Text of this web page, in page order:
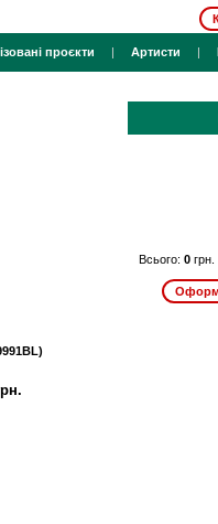
проєкти | Артисти |
Всього: 0 грн.